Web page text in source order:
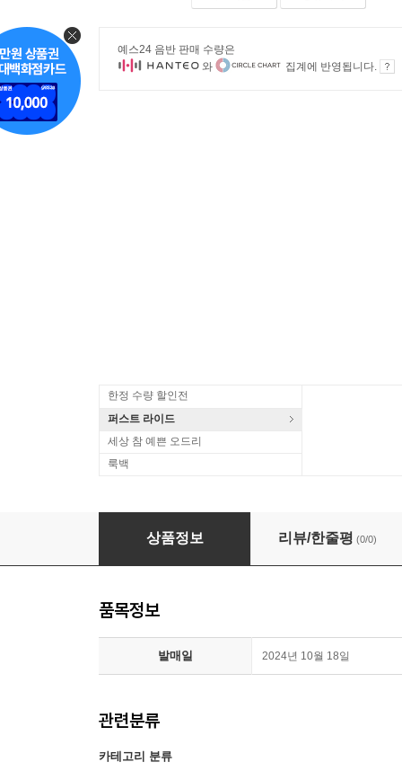
예스24 음반 판매 수량은
와
집계에 반영됩니다.
한정 수량 할인전
퍼스트 라이드
세상 참 예쁜 오드리
룩백
Walter Smith III (월터 스미스 3세) - three of
상품정보 리뷰/한줄평 (0/0)
품목정보
발매일 2024년 10월 18일
관련분류
카테고리 분류